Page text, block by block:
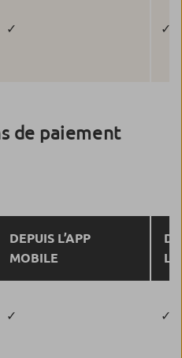
✓ ✓
de paiement
DEPUIS L’APP
MOBILE
✓ ✓